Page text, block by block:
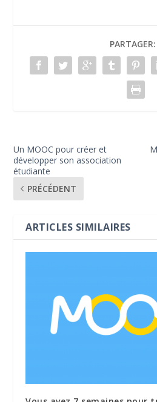
PARTAGER:
Un MOOC pour créer et
développer son association
étudiante
PRÉCÉDENT
ARTICLES SIMILAIRES